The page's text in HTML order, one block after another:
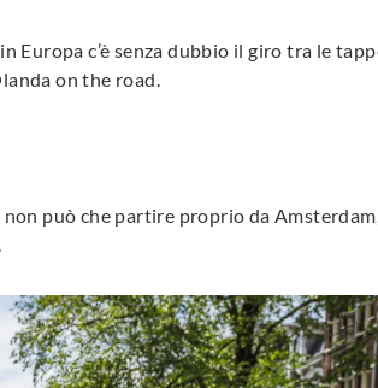
Europa c’è senza dubbio il giro tra le
on the road.
può che partire proprio da